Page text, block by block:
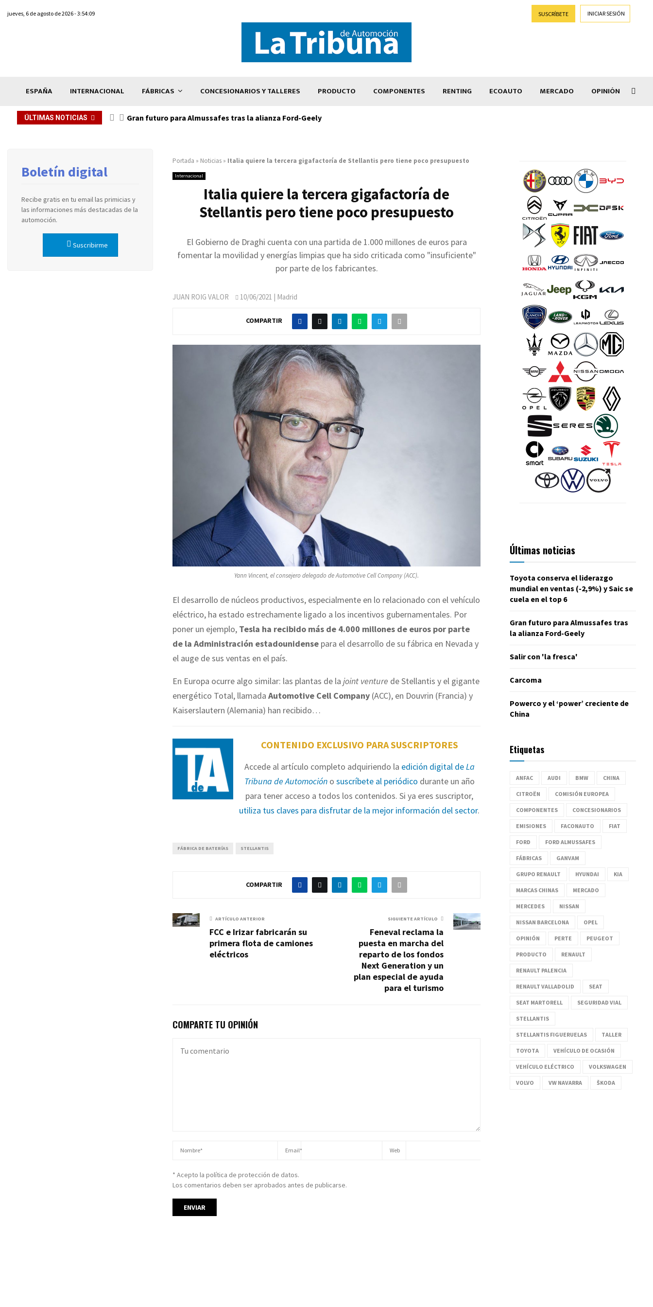
jueves, 6 de agosto de 2026 - 3:54:09 SUSCRÍBETE INICIAR SESIÓN
ESPAÑA INTERNACIONAL FÁBRICAS CONCESIONARIOS Y TALLERES PRODUCTO COMPONENTES RENTING ECOAUTO MERCADO OPINIÓN
ÚLTIMAS NOTICIAS Gran futuro para Almussafes tras la alianza Ford-Geely
Portada » Noticias » Italia quiere la tercera gigafactoría de Stellantis pero tiene poco presupuesto
Internacional
Italia quiere la tercera gigafactoría de
Stellantis pero tiene poco presupuesto
El Gobierno de Draghi cuenta con una partida de 1.000 millones de euros para
fomentar la movilidad y energías limpias que ha sido criticada como "insuficiente"
por parte de los fabricantes.
JUAN ROIG VALOR 10/06/2021 | Madrid
COMPARTIR
Yann Vincent, el consejero delegado de Automotive Cell Company (ACC).
El desarrollo de núcleos productivos, especialmente en lo relacionado con el vehículo
eléctrico, ha estado estrechamente ligado a los incentivos gubernamentales. Por
poner un ejemplo, Tesla ha recibido más de 4.000 millones de euros por parte
de la Administración estadounidense para el desarrollo de su fábrica en Nevada y
el auge de sus ventas en el país.
En Europa ocurre algo similar: las plantas de la joint venture de Stellantis y el gigante
energético Total, llamada Automotive Cell Company (ACC), en Douvrin (Francia) y
Kaiserslautern (Alemania) han recibido…
CONTENIDO EXCLUSIVO PARA SUSCRIPTORES
Accede al artículo completo adquiriendo la edición digital deLa
Tribuna de Automocióno suscríbete al periódico durante un año
para tener acceso a todos los contenidos. Si ya eres suscriptor,
utiliza tus claves para disfrutar de la mejor información del sector.
FÁBRICA DE BATERÍAS STELLANTIS
COMPARTIR
ARTÍCULO ANTERIOR
FCC e Irizar fabricarán su
primera flota de camiones
eléctricos
SIGUIENTE ARTÍCULO
Feneval reclama la
puesta en marcha del
reparto de los fondos
Next Generation y un
plan especial de ayuda
para el turismo
COMPARTE TU OPINIÓN
* Acepto la política de protección de datos.
Los comentarios deben ser aprobados antes de publicarse.
Boletín digital
Recibe gratis en tu email las primicias y
las informaciones más destacadas de la
automoción.
Suscribirme
Últimas noticias
Toyota conserva el liderazgo
mundial en ventas (-2,9%) y Saic se
cuela en el top 6
Gran futuro para Almussafes tras
la alianza Ford-Geely
Salir con 'la fresca'
Carcoma
Powerco y el ‘power’ creciente de
China
Etiquetas
ANFAC AUDI BMW CHINA
CITROËN COMISIÓN EUROPEA
COMPONENTES CONCESIONARIOS
EMISIONES FACONAUTO FIAT
FORD FORD ALMUSSAFES
FÁBRICAS GANVAM
GRUPO RENAULT HYUNDAI KIA
MARCAS CHINAS MERCADO
MERCEDES NISSAN
NISSAN BARCELONA OPEL
OPINIÓN PERTE PEUGEOT
PRODUCTO RENAULT
RENAULT PALENCIA
RENAULT VALLADOLID SEAT
SEAT MARTORELL SEGURIDAD VIAL
STELLANTIS
STELLANTIS FIGUERUELAS TALLER
TOYOTA VEHÍCULO DE OCASIÓN
VEHÍCULO ELÉCTRICO VOLKSWAGEN
VOLVO VW NAVARRA ŠKODA